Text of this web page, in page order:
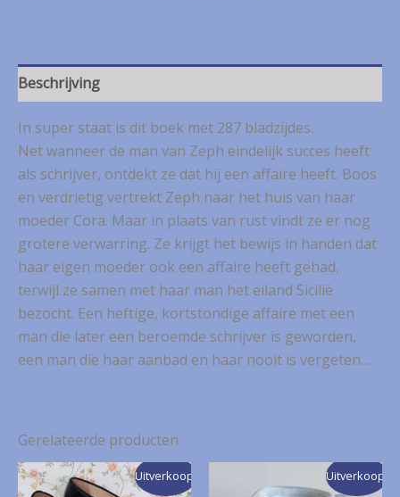
aantal
Beschrijving
In super staat is dit boek met 287 bladzijdes.
Net wanneer de man van Zeph eindelijk succes heeft
als schrijver, ontdekt ze dat hij een affaire heeft. Boos
en verdrietig vertrekt Zeph naar het huis van haar
moeder Cora. Maar in plaats van rust vindt ze er nog
grotere verwarring. Ze krijgt het bewijs in handen dat
haar eigen moeder ook een affaire heeft gehad,
terwijl ze samen met haar man het eiland Sicilië
bezocht. Een heftige, kortstondige affaire met een
man die later een beroemde schrijver is geworden,
een man die haar aanbad en haar nooit is vergeten…
Gerelateerde producten
Uitverkoop! Uitverkoop!